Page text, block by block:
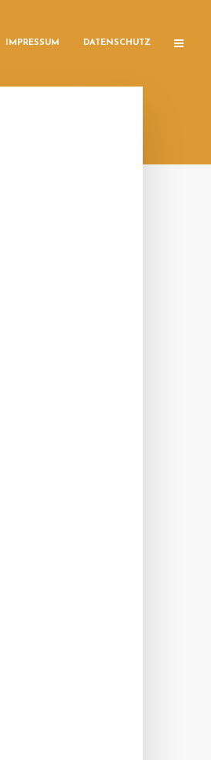
IMPRESSUM DATENSCHUTZ